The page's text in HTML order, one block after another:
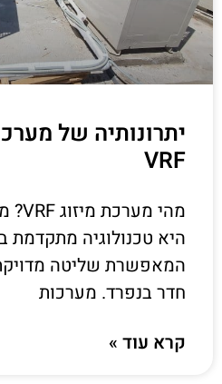
יתרונותיה של
VRF
היא טכנולוגיה מתקדמת
המאפשרת שליטה
חדר בנפרד. מערכות
קרא עוד »